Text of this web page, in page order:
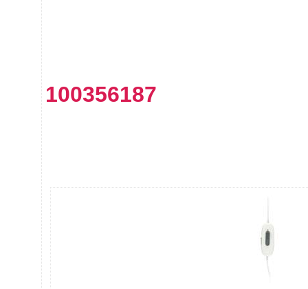
100356187